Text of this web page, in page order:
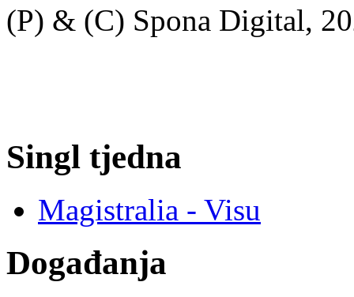
(P) & (C) Spona Digital,
Singl tjedna
Magistralia - Visu
Događanja